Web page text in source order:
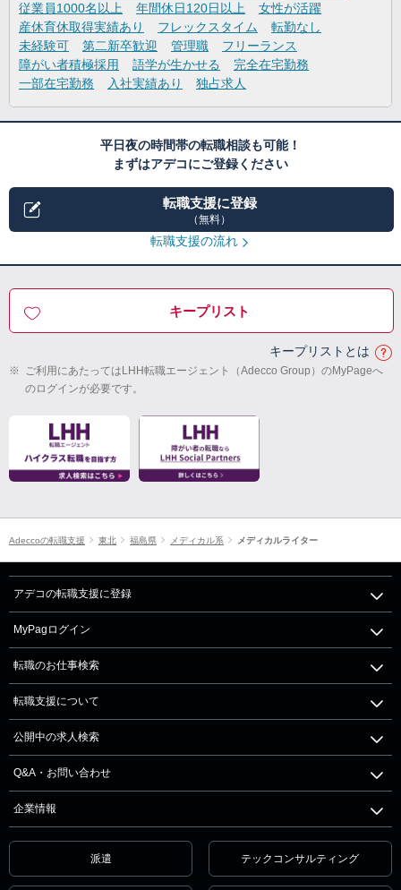
従業員1000名以上
年間休日120日以上
女性が活躍
産休育休取得実績あり
フレックスタイム
転勤なし
未経験可
第二新卒歓迎 管理職
フリーランス
障がい者積極採用
語学が生かせる
完全在宅勤務
一部在宅勤務
入社実績あり 独占求人
平日夜の時間帯の転職相談も可能！
まずはアデコにご登録ください
転職支援に登録
（無料）
転職支援の流れ
キープリスト
キープリストとは
※ ご利用にあたってはLHH転職エージェント（Adecco Group）のMyPageへ
のログインが必要です。
Adeccoの転職支援 東北 福島県 メディカル系 メディカルライター
アデコの転職支援に登録
MyPagログイン
転職のお仕事検索
転職支援について
公開中の求人検索
Q&A・お問い合わせ
企業情報
派遣 テックコンサルティング